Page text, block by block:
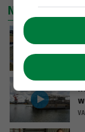
NIEUWSTE